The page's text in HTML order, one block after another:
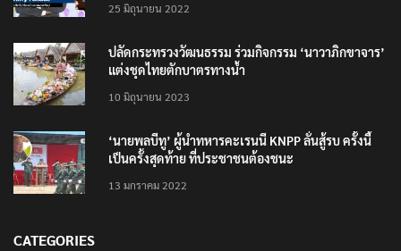
25 มิถุนายน 2022
ปลัดกระทรวงวัฒนธรรม ร่วมกิจกรรม ‘นาวาภิกขาจาร’
แต่งชุดไทยตักบาตรทางน้ำ
10 มิถุนายน 2023
‘นายพลบีทู’ ผู้นำทหารคะเรนนี KNPP ลั่นสู้รบ ครั้งนี้
เป็นครั้งสุดท้าย ที่ประชาชนต้องชนะ
13 มกราคม 2022
CATEGORIES